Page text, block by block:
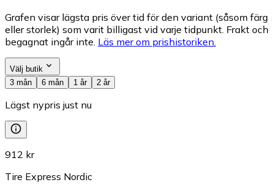
Grafen visar lägsta pris över tid för den variant (såsom färg
eller storlek) som varit billigast vid varje tidpunkt. Frakt och
begagnat ingår inte. Läs mer om prishistoriken.
Välj butik
3 mån
6 mån 1 år 2 år
Lägst nypris just nu
912 kr
Tire Express Nordic